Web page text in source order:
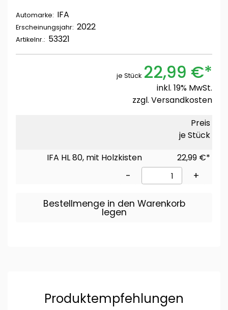
Automarke: IFA
Erscheinungsjahr: 2022
Artikelnr.: 53321
je Stück 22,99 €*
inkl. 19% MwSt.
zzgl. Versandkosten
Preis
je Stück
IFA HL 80, mit Holzkisten
22,99 €*
- +
Bestellmenge in den Warenkorb
legen
Produktempfehlungen